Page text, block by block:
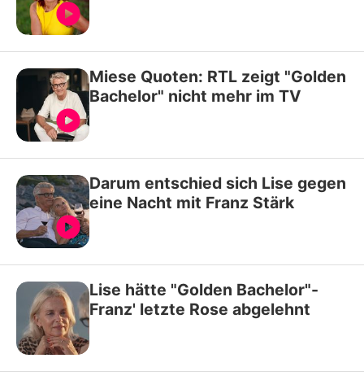
Miese Quoten: RTL zeigt "Golden
Bachelor" nicht mehr im TV
Darum entschied sich Lise gegen
eine Nacht mit Franz Stärk
Lise hätte "Golden Bachelor"-
Franz' letzte Rose abgelehnt